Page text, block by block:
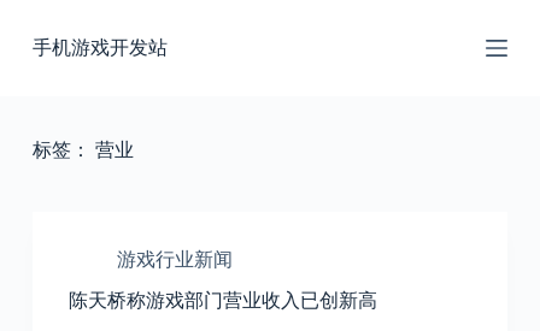
过
手机游戏开发站
标签： 营业
游戏行业新闻
陈天桥称游戏部门营业收入已创新高